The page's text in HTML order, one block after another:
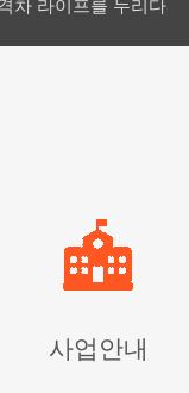
차 라이프를 누리다
사업안내